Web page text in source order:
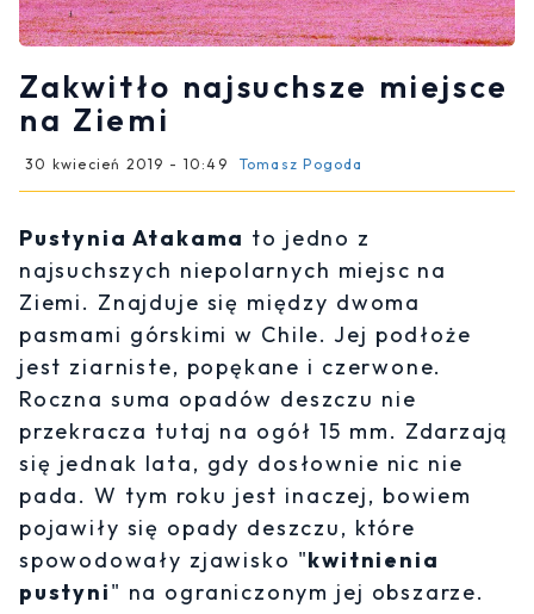
Zakwitło najsuchsze miejsce
na Ziemi
30 kwiecień 2019 - 10:49 Tomasz Pogoda
Pustynia Atakama to jedno z
najsuchszych niepolarnych miejsc na
Ziemi. Znajduje się między dwoma
pasmami górskimi w Chile. Jej podłoże
jest ziarniste, popękane i czerwone.
Roczna suma opadów deszczu nie
przekracza tutaj na ogół 15 mm. Zdarzają
się jednak lata, gdy dosłownie nic nie
pada. W tym roku jest inaczej, bowiem
pojawiły się opady deszczu, które
spowodowały zjawisko "kwitnienia
pustyni" na ograniczonym jej obszarze.